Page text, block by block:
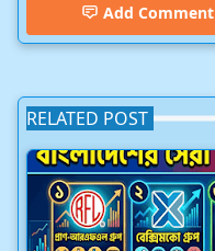
Add Comment
RELATED POST